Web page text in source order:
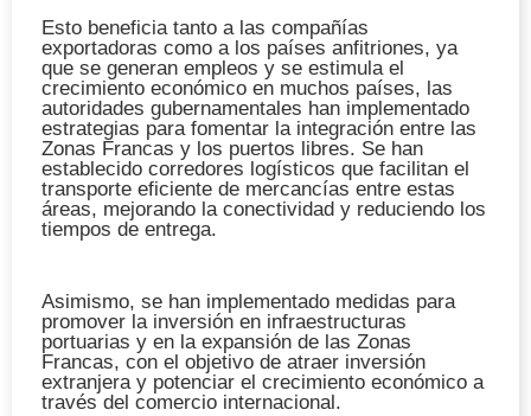
Esto beneficia tanto a las compañías
exportadoras como a los países anfitriones, ya
que se generan empleos y se estimula el
crecimiento económico en muchos países, las
autoridades gubernamentales han implementado
estrategias para fomentar la integración entre las
Zonas Francas y los puertos libres. Se han
establecido corredores logísticos que facilitan el
transporte eficiente de mercancías entre estas
áreas, mejorando la conectividad y reduciendo los
tiempos de entrega.
Asimismo, se han implementado medidas para
promover la inversión en infraestructuras
portuarias y en la expansión de las Zonas
Francas, con el objetivo de atraer inversión
extranjera y potenciar el crecimiento económico a
través del comercio internacional.